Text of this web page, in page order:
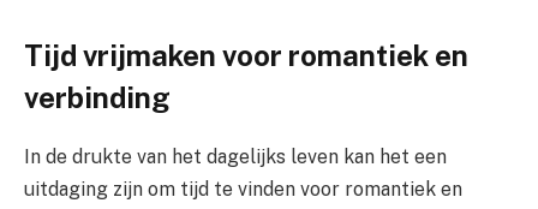
Tijd vrijmaken voor romantiek en
verbinding
In de drukte van het dagelijks leven kan het een
uitdaging zijn om tijd te vinden voor romantiek en